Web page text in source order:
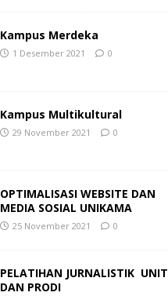
Kampus Merdeka
1 Desember 2021 0
Kampus Multikultural
29 November 2021 0
OPTIMALISASI WEBSITE DAN
MEDIA SOSIAL UNIKAMA
25 November 2021 0
PELATIHAN JURNALISTIKUNIT
DAN PRODI